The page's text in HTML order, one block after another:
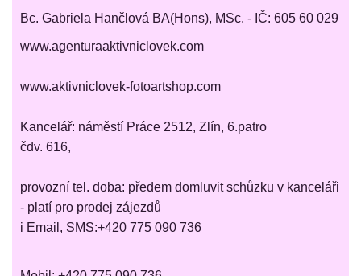
Bc. Gabriela Hančlová BA(Hons), MSc. - IČ: 605 60 029
www.agenturaaktivniclovek.com
www.aktivniclovek-fotoartshop.com
Kancelář: náměstí Práce 2512, Zlín, 6.patro
čdv. 616,
provozní tel. doba: předem domluvit schůzku v kanceláři
- platí pro prodej zájezdů
i Email, SMS:+420 775 090 736